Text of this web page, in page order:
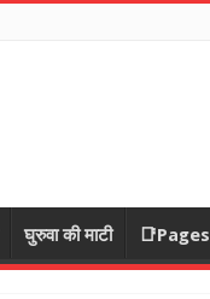
घुरुवा की माटी 📑Pages